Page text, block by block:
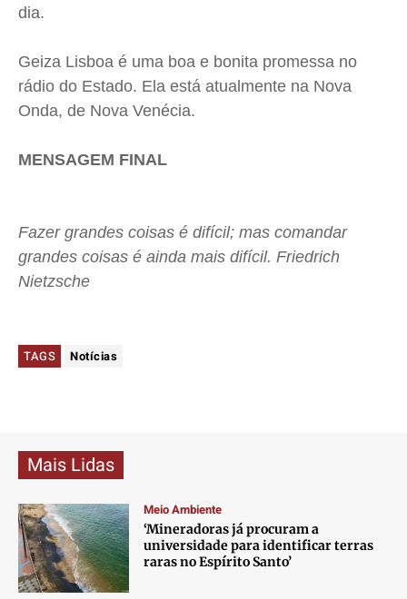
dia.
Geiza Lisboa é uma boa e bonita promessa no
rádio do Estado. Ela está atualmente na Nova
Onda, de Nova Venécia.
MENSAGEM FINAL
Fazer grandes coisas é difícil; mas comandar
grandes coisas é ainda mais difícil. Friedrich
Nietzsche
TAGS Notícias
Mais Lidas
Meio Ambiente
‘Mineradoras já procuram a
universidade para identificar terras
raras no Espírito Santo’